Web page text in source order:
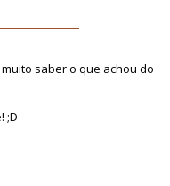
saber o que achou do
;D